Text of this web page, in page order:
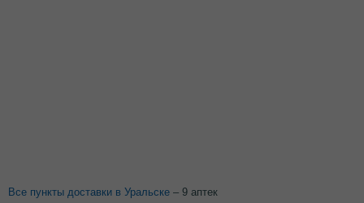
Все пункты доставки в Уральске – 9 аптек